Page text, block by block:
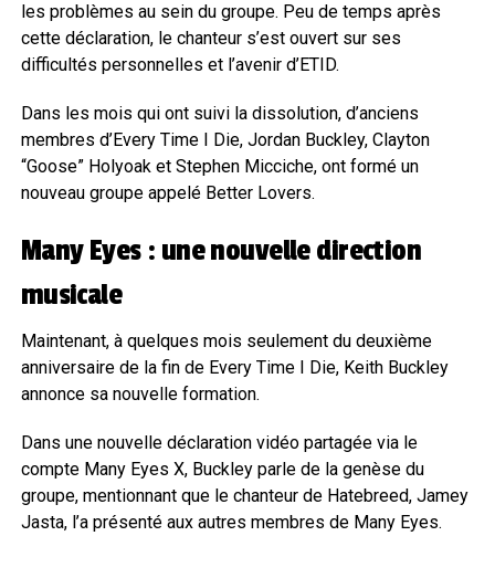
les problèmes au sein du groupe. Peu de temps après
cette déclaration, le chanteur s’est ouvert sur ses
difficultés personnelles et l’avenir d’ETID.
Dans les mois qui ont suivi la dissolution, d’anciens
membres d’Every Time I Die, Jordan Buckley, Clayton
“Goose” Holyoak et Stephen Micciche, ont formé un
nouveau groupe appelé Better Lovers.
Many Eyes : une nouvelle direction
musicale
Maintenant, à quelques mois seulement du deuxième
anniversaire de la fin de Every Time I Die, Keith Buckley
annonce sa nouvelle formation.
Dans une nouvelle déclaration vidéo partagée via le
compte Many Eyes X, Buckley parle de la genèse du
groupe, mentionnant que le chanteur de Hatebreed, Jamey
Jasta, l’a présenté aux autres membres de Many Eyes.